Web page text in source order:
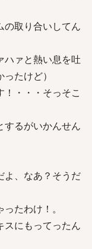
の取り合いしてん
ハァと熱い息を吐
たけど）
・・・そっそこ
するがいかんせん
よ、なあ？そうだ
たわけ！。
スにもってったん